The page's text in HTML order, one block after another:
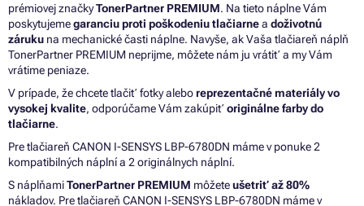
prémiovej značkyTonerPartner PREMIUM. Na tieto náplne Vám
poskytujemegaranciu proti poškodeniu tlačiarnea doživotnú
záruku na mechanické časti náplne. Navyše, ak Vaša tlačiareň náplň
TonerPartner PREMIUM neprijme, môžete nám ju vrátiť a my Vám
vrátime peniaze.
V prípade, že chcete tlačiť fotky aleboreprezentačné materiály vo
vysokej kvalite, odporúčame Vám zakúpiť originálne farby do
tlačiarne.
Pre tlačiareň CANON I-SENSYS LBP-6780DN máme v ponuke 2
kompatibilných náplní a 2 originálnych náplní.
S náplňamiTonerPartner PREMIUM môžeteušetriť až 80%
nákladov. Pre tlačiareň CANON I-SENSYS LBP-6780DN máme v